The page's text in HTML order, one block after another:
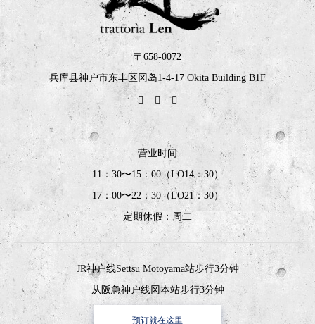
〒658-0072
兵库县神户市东丰区冈岛1-4-17 Okita Building B1F
营业时间
11：30〜15：00（LO14：30）
17：00〜22：30（LO21：30）
定期休假：周二
JR神户线Settsu Motoyama站步行3分钟
从阪急神户线冈本站步行3分钟
预订就在这里